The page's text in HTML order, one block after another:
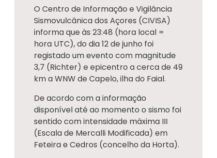
O Centro de Informação e Vigilância
Sismovulcânica dos Açores (CIVISA)
informa que às 23:48 (hora local =
hora UTC), do dia 12 de junho foi
registado um evento com magnitude
3,7 (Richter) e epicentro a cerca de 49
km a WNW de Capelo, ilha do Faial.
De acordo com a informação
disponível até ao momento o sismo foi
sentido com intensidade máxima III
(Escala de Mercalli Modificada) em
Feteira e Cedros (concelho da Horta).